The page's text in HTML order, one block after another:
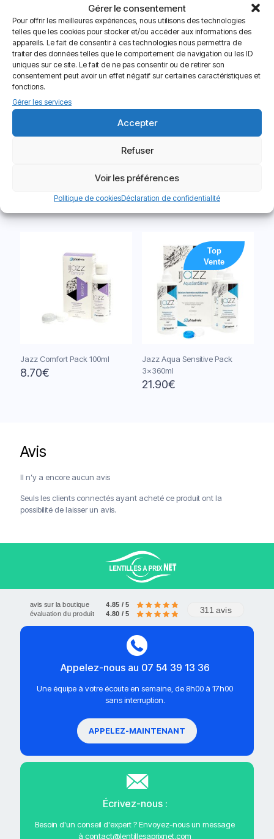
Gérer le consentement
Pour offrir les meilleures expériences, nous utilisons des technologies
telles que les cookies pour stocker et/ou accéder aux informations des
appareils. Le fait de consentir à ces technologies nous permettra de
traiter des données telles que le comportement de navigation ou les ID
uniques sur ce site. Le fait de ne pas consentir ou de retirer son
consentement peut avoir un effet négatif sur certaines caractéristiques et
fonctions.
Gérer les services
Accepter
Refuser
Voir les préférences
Politique de cookiesDéclaration de confidentialité
Vous aimerez peut-être aussi…
Nouveau
Goutte Oculaire Ophtalmic
Acuvue RevitaLens 360 ml
13.90€
Jazz Comfort Pack 100ml
8.70€
Top
Vente
Jazz Aqua Sensitive Pack
3x360ml
21.90€
Avis
Il n’y a encore aucun avis
Seuls les clients connectés ayant acheté ce produit ont la
possibilité de laisser un avis.
Paiements sécurisés
avis sur la boutique 4.85 / 5
évaluation du produit 4.80 / 5 311 avis
Appelez-nous au 07 54 39 13 36
Une équipe à votre écoute en semaine, de 8h00 à 17h00
sans interruption.
APPELEZ-MAINTENANT
Écrivez-nous :
Besoin d'un conseil d'expert ? Envoyez-nous un message
à contact@lentillesaprixnet.com